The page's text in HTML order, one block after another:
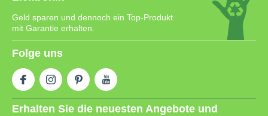
Geld sparen und dennoch ein Top-Produkt
mit Garantie erhalten.
Folge uns
Erhalten Sie die neuesten Angebote und